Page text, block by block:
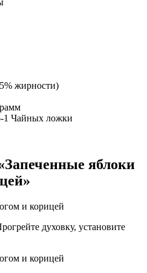
жирности)
1 Чайных ложки
яблоки
духовку, установите